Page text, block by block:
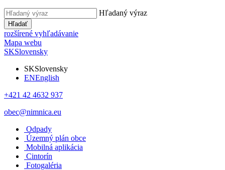
Hľadaný výraz
Hľadať
rozšírené vyhľadávanie
Mapa webu
SKSlovensky
SKSlovensky
ENEnglish
+421 42 4632 937
obec@nimnica.eu
Odpady
Územný plán obce
Mobilná aplikácia
Cintorín
Fotogaléria